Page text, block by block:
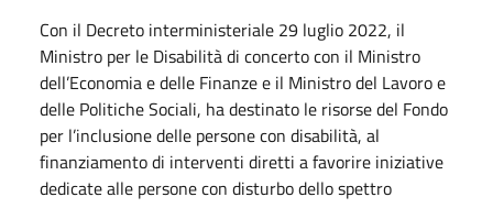
Con il Decreto interministeriale 29 luglio 2022, il
Ministro per le Disabilità di concerto con il Ministro
dell’Economia e delle Finanze e il Ministro del Lavoro e
delle Politiche Sociali, ha destinato le risorse del Fondo
per l’inclusione delle persone con disabilità, al
finanziamento di interventi diretti a favorire iniziative
dedicate alle persone con disturbo dello spettro